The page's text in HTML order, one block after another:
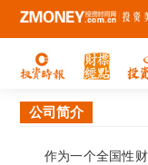
公司简介
作为一个全国性